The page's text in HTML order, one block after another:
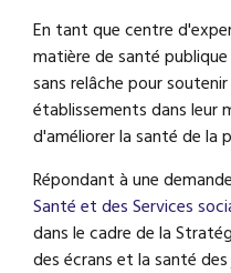
En tant que centre
matière de santé
sans relâche pour
établissements dans leur
d'améliorer la santé de la
Répondant à une
Santé et des Services
dans le cadre de la
des écrans et la santé